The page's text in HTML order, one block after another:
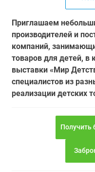
Приглашаем
производителей и
компаний,
товаров для детей, в
выставки «Мир
специалистов из
реализации детских
Получить